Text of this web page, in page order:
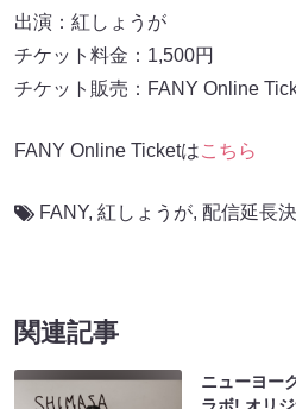
出演：紅しょうが
チケット料金：1,500円
チケット販売：FANY Online
FANY Online Ticketはこちら
FANY, 紅しょうが, 配信延長
関連記事
ニューヨー